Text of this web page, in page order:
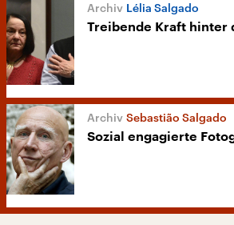
Lélia Salgado
Treibende Kraft hinter
Sebastião Salgado
Sozial engagierte